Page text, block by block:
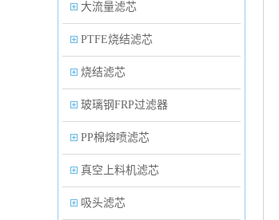
大流量滤芯
PTFE烧结滤芯
烧结滤芯
玻璃钢FRP过滤器
PP棉熔喷滤芯
真空上料机滤芯
吸头滤芯